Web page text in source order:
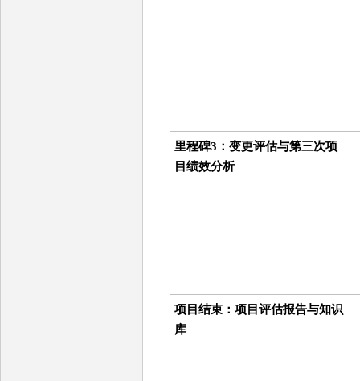
里程碑3：变更评估与第三次项
目绩效分析
项目结束：项目评估报告与知识
库